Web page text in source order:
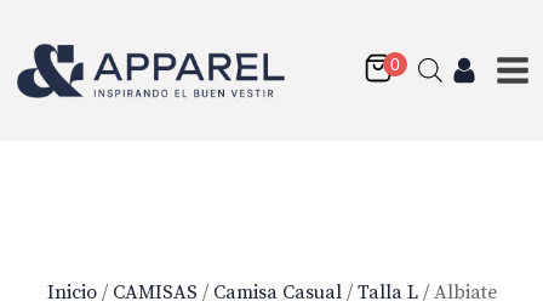
Inicio/ CAMISAS / Camisa Casual/ Talla L/ Albiate